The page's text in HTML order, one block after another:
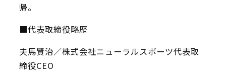
帰。
■代表取締役略歴
夫馬賢治／株式会社ニューラルスポーツ代表取
締役CEO